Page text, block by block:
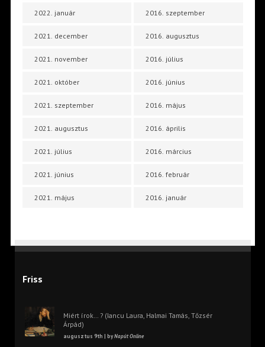
2022. január
2021. december
2021. november
2021. október
2021. szeptember
2021. augusztus
2021. július
2021. június
2021. május
2016. szeptember
2016. augusztus
2016. július
2016. június
2016. május
2016. április
2016. március
2016. február
2016. január
Friss
Miért írok… ? (Iancu Laura, Halmai Tamás, Tőzsér
Árpád)
augusztus 9th | byNapút Online